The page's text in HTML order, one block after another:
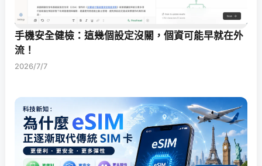
手機安全健檢：這幾個設定沒關，個資可能早就在外
流！
2026/7/7